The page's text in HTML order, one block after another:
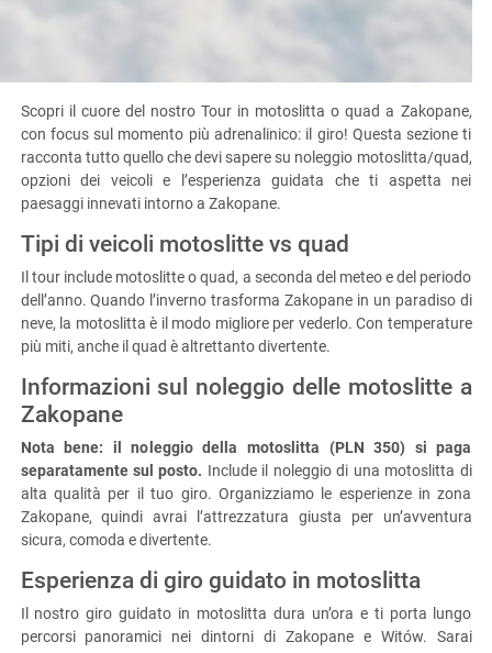
Scopri il cuore del nostro Tour in motoslitta o quad a Zakopane,
con focus sul momento più adrenalinico: il giro! Questa sezione ti
racconta tutto quello che devi sapere su noleggio motoslitta/quad,
opzioni dei veicoli e l’esperienza guidata che ti aspetta nei
paesaggi innevati intorno a Zakopane.
Tipi di veicoli motoslitte vs quad
Il tour include motoslitte o quad, a seconda del meteo e del periodo
dell’anno. Quando l’inverno trasforma Zakopane in un paradiso di
neve, la motoslitta è il modo migliore per vederlo. Con temperature
più miti, anche il quad è altrettanto divertente.
Informazioni sul noleggio delle motoslitte a
Zakopane
Nota bene: il noleggio della motoslitta (PLN 350) si paga
separatamente sul posto. Include il noleggio di una motoslitta di
alta qualità per il tuo giro. Organizziamo le esperienze in zona
Zakopane, quindi avrai l’attrezzatura giusta per un’avventura
sicura, comoda e divertente.
Esperienza di giro guidato in motoslitta
Il nostro giro guidato in motoslitta dura un’ora e ti porta lungo
percorsi panoramici nei dintorni di Zakopane e Witów. Sarai